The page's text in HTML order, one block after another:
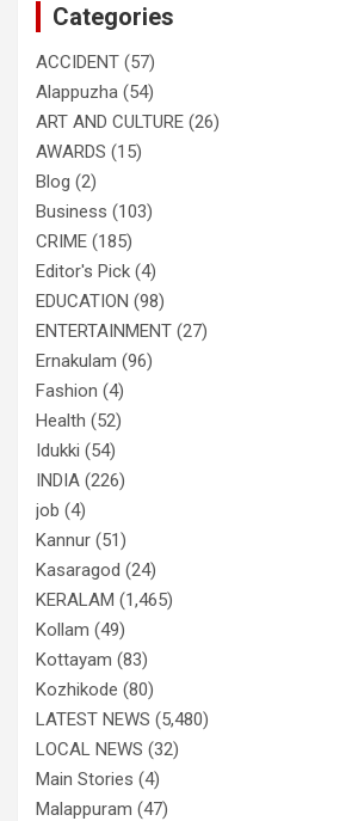
Categories
ACCIDENT (57)
Alappuzha (54)
ART AND CULTURE (26)
AWARDS (15)
Blog (2)
Business (103)
CRIME (185)
Editor's Pick (4)
EDUCATION (98)
ENTERTAINMENT (27)
Ernakulam (96)
Fashion (4)
Health (52)
Idukki (54)
INDIA (226)
job (4)
Kannur (51)
Kasaragod (24)
KERALAM (1,465)
Kollam (49)
Kottayam (83)
Kozhikode (80)
LATEST NEWS (5,480)
LOCAL NEWS (32)
Main Stories (4)
Malappuram (47)